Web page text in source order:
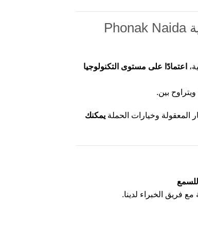
💰 أسعار المعينات السمعية Phonak Naida
اعتمادًا على مستوى التكنولوجيا
ويتراوح بين.
وخيارات الحملة يمكنك
فريق الخبراء لدينا.